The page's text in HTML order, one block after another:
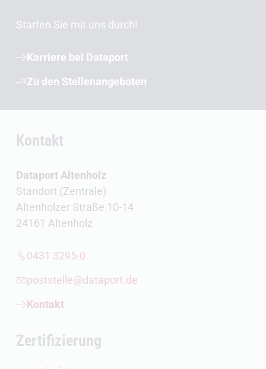
Starten Sie mit uns durch!
Karriere bei Dataport
Zu den Stellenangeboten
Kontakt
Dataport Altenholz
Standort (Zentrale)
Altenholzer Straße 10-14
24161 Altenholz
0431 3295-0
poststelle@dataport.de
Kontakt
Zertifizierung